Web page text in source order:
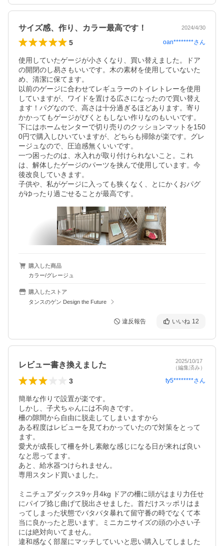
サイズ感、作り、カラー最高です！ 2024/4/30
5 oan********さん
使用していたゲージが小さくなり、買い替えました。ドア
の開閉のし易さもいいです。木の素材を使用していないた
め、清潔に保てます。
以前のゲージに合わせてレギュラーのトイレトレーを使用
していますが、ワイドを置ける広さになったので買い替え
ます！パグなので、高さは十分過ぎるほどあります。寄り
かかってもゲージがびくともしない作りなのもいいです。
下にはホームセンターで切り売りのクッションマットを150
0円で購入しひいていますが、どちらも掃除が楽です。グレ
ージュなので、圧迫感無くいいです。
一つ困ったのは、水入れが取り付けられないこと。これ
は、解体したゲージのパーツを挟んで使用しています。今
後改良していきます。
子供や、私がゲージに入っても狭くなく、とにかくおパグ
がゆったり過ごせることが最高です。
購入した商品
カラー/グレージュ
購入したストア
タンスのゲン Design the Future
違反報告 いいね 12
レビュー書き換えました
2025/10/17
（編集済み）
3 ty5********さん
簡単な作りで設置が楽です。
しかし、子犬ちゃんには不向きです。
柵の隙間から自由に脱走してしまいますから
ある程度はレビューを見てわかっていたので対策をとって
ます。
愛犬が成長して柵を外し素敵な感じになる日が来れば良い
なと思ってます。
あと、給水器つけられません。
専用スタンド買いました。
ミニチュアダックス9ヶ月4kg ドアの柵に頭がはまり力任せ
にパイプ捻じ曲げて脱出させました。首だけスッポリはま
ってしまった状態でバタバタ暴れて留守番の時でなくて本
当に良かったと思います。ミニカニサイズの頭の小さい子
には絶対向いてません。
違和感なく部屋にマッチしていいと思い購入してしました